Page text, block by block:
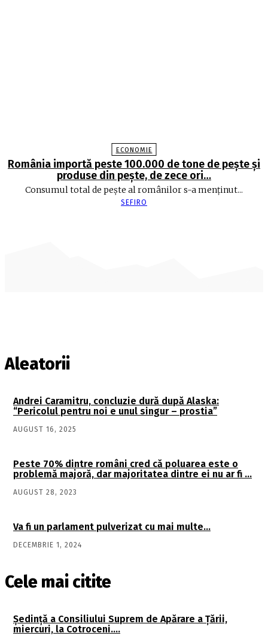
ECONOMIE
România importă peste 100.000 de tone de peşte şi
produse din peşte, de zece ori…
Consumul total de peşte al ro­mâ­nilor s-a menţinut...
SEFIRO
Aleatorii
Andrei Caramitru, concluzie dură după Alaska:
“Pericolul pentru noi e unul singur – prostia”
AUGUST 16, 2025
Peste 70% dintre români cred că poluarea este o
problemă majoră, dar majoritatea dintre ei nu ar fi …
AUGUST 28, 2023
Va fi un parlament pulverizat cu mai multe…
DECEMBRIE 1, 2024
Cele mai citite
Şedinţă a Consiliului Suprem de Apărare a Ţării,
miercuri, la Cotroceni….